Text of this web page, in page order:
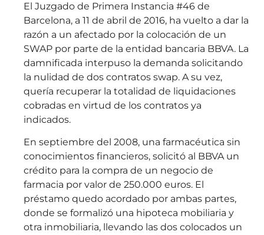
El Juzgado de Primera Instancia #46 de
Barcelona, a 11 de abril de 2016, ha vuelto a dar la
razón a un afectado por la colocación de un
SWAP por parte de la entidad bancaria BBVA. La
damnificada interpuso la demanda solicitando
la nulidad de dos contratos swap. A su vez,
quería recuperar la totalidad de liquidaciones
cobradas en virtud de los contratos ya
indicados.
En septiembre del 2008, una farmacéutica sin
conocimientos financieros, solicitó al BBVA un
crédito para la compra de un negocio de
farmacia por valor de 250.000 euros. El
préstamo quedo acordado por ambas partes,
donde se formalizó una hipoteca mobiliaria y
otra inmobiliaria, llevando las dos colocados un